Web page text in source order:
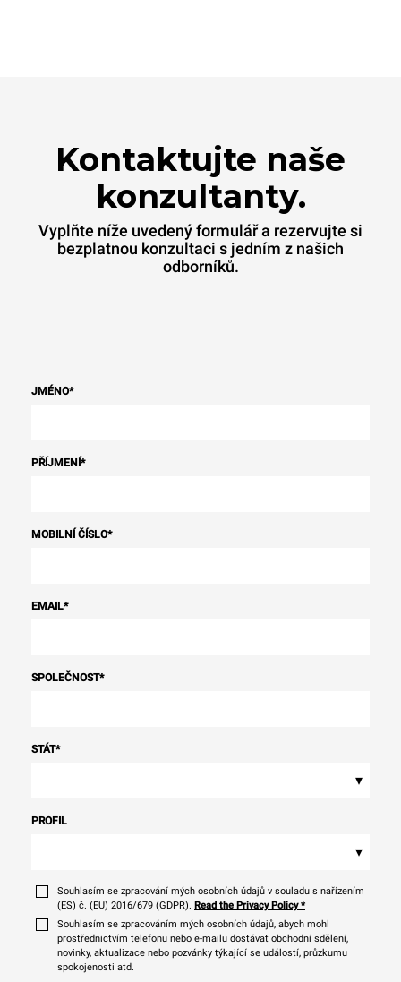
Kontaktujte naše
konzultanty.
Vyplňte níže uvedený formulář a rezervujte si
bezplatnou konzultaci s jedním z našich
odborníků.
JMÉNO*
PŘÍJMENÍ *
MOBILNÍ ČÍSLO*
EMAIL*
SPOLEČNOST*
STÁT*
▾
PROFIL
▾
Souhlasím se zpracování mých osobních údajů v souladu s nařízením
(ES) č. (EU) 2016/679 (GDPR). Read the Privacy Policy*
Souhlasím se zpracováním mých osobních údajů, abych mohl
prostřednictvím telefonu nebo e-mailu dostávat obchodní sdělení,
novinky, aktualizace nebo pozvánky týkající se událostí, průzkumu
spokojenosti atd.